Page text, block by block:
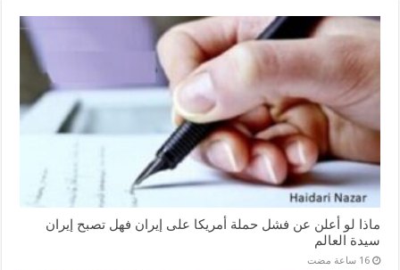
ماذا لو أعلن عن فشل حملة أمريكا على إيران فهل تصبح إيران
سيدة العالم
‏16 ساعة مضت